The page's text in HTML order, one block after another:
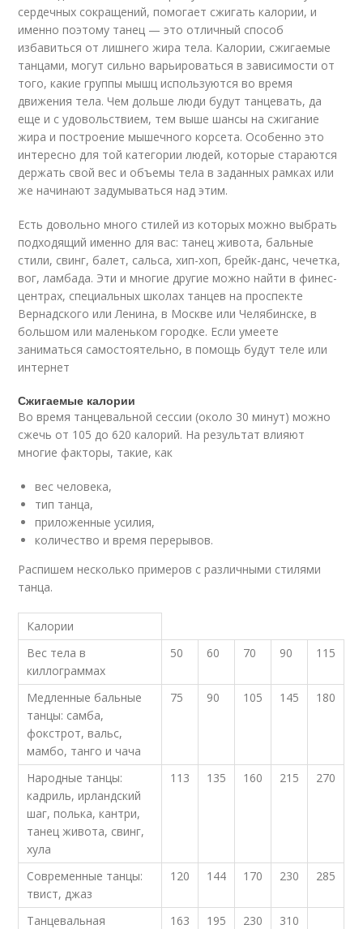
сердечных сокращений, помогает сжигать калории, и
именно поэтому танец — это отличный способ
избавиться от лишнего жира тела. Калории, сжигаемые
танцами, могут сильно варьироваться в зависимости от
того, какие группы мышц используются во время
движения тела. Чем дольше люди будут танцевать, да
еще и с удовольствием, тем выше шансы на сжигание
жира и построение мышечного корсета. Особенно это
интересно для той категории людей, которые стараются
держать свой вес и объемы тела в заданных рамках или
же начинают задумываться над этим.
Есть довольно много стилей из которых можно выбрать
подходящий именно для вас: танец живота, бальные
стили, свинг, балет, сальса, хип-хоп, брейк-данс, чечетка,
вог, ламбада. Эти и многие другие можно найти в финес-
центрах, специальных школах танцев на проспекте
Вернадского или Ленина, в Москве или Челябинске, в
большом или маленьком городке. Если умеете
заниматься самостоятельно, в помощь будут теле или
интернет
Сжигаемые калории
Во время танцевальной сессии (около 30 минут) можно
сжечь от 105 до 620 калорий. На результат влияют
многие факторы, такие, как
вес человека,
тип танца,
приложенные усилия,
количество и время перерывов.
Распишем несколько примеров с различными стилями
танца.
Калории
Вес тела в
киллограммах
50 60 70 90 115
Медленные бальные
танцы: самба,
фокстрот, вальс,
мамбо, танго и чача
75 90 105 145 180
Народные танцы:
кадриль, ирландский
шаг, полька, кантри,
танец живота, свинг,
хула
113 135 160 215 270
Современные танцы:
твист, джаз
120 144 170 230 285
Танцевальная
163 195 230 310